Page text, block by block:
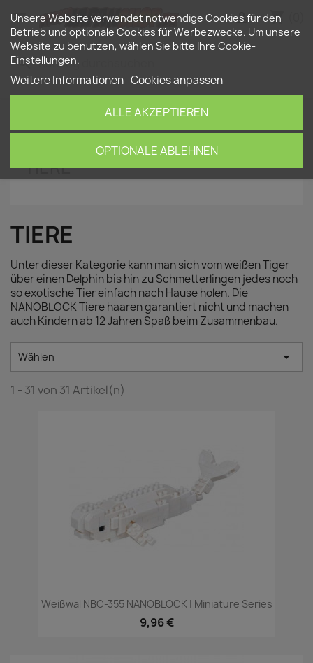
 shopping_cart

search
TIERE
TIERE
Unter dieser Kategorie kann man sich vom weißen Tiger
über einen Delphin bis hin zu Schmetterlingen jedes noch
so exotische Tier einfach nach Hause holen. Die
NANOBLOCK Tiere haaren garantiert nicht und machen
auch Kindern ab 12 Jahren Spaß beim Zusammenbau.
Wählen 
1 - 31 von 31 Artikel(n)
Weißwal NBC-355 NANOBLOCK | Miniature Series
9,96 €
Unsere Website verwendet notwendige Cookies für den
Betrieb und optionale Cookies für Werbezwecke. Um unsere
Website zu benutzen, wählen Sie bitte Ihre Cookie-
Einstellungen.
Weitere Informationen Cookies anpassen
OPTIONALE ABLEHNEN
ALLE AKZEPTIEREN